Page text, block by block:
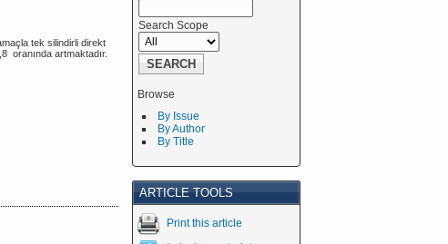
Search Scope
Browse
By Issue
By Author
By Title
ARTICLE TOOLS
Print this article
tek silindirli direkt
oranında artmaktadır.